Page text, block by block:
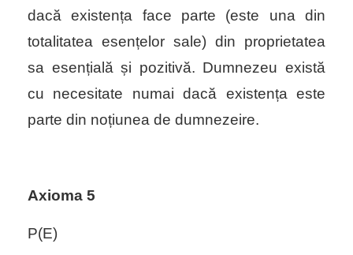
dacă existența face parte (este una din
totalitatea esențelor sale) din proprietatea
sa esențială și pozitivă. Dumnezeu există
cu necesitate numai dacă existența este
parte din noțiunea de dumnezeire.
Axioma 5
P(E)